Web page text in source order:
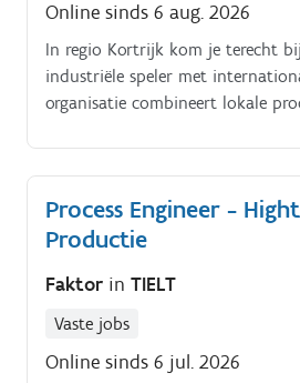
Online sinds 6 aug. 2026
In regio Kortrijk kom je terecht
industriële speler met
organisatie combineert lokale
modernisering van haar
Process Engineer -
Productie
Faktor in TIELT
Vaste jobs
Online sinds 6 jul. 2026